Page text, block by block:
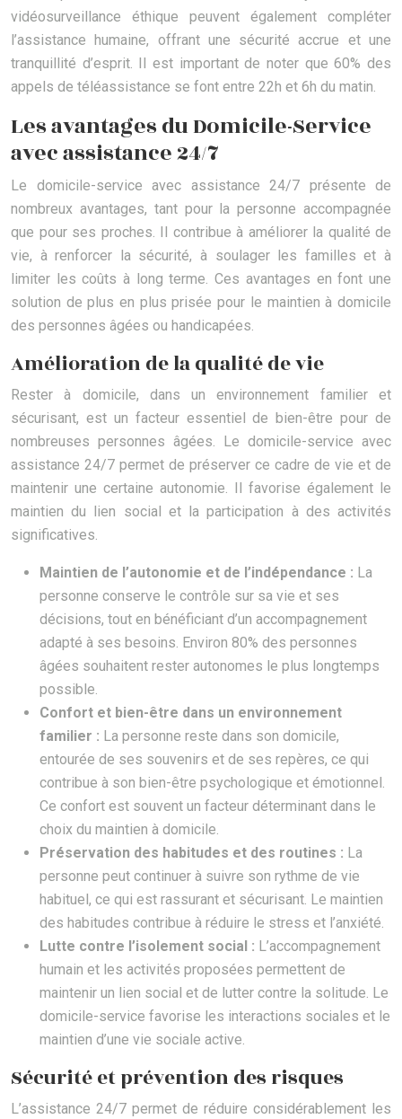
vidéosurveillance éthique peuvent également compléter
l’assistance humaine, offrant une sécurité accrue et une
tranquillité d’esprit. Il est important de noter que 60% des
appels de téléassistance se font entre 22h et 6h du matin.
Les avantages du Domicile-Service
avec assistance 24/7
Le domicile-service avec assistance 24/7 présente de
nombreux avantages, tant pour la personne accompagnée
que pour ses proches. Il contribue à améliorer la qualité de
vie, à renforcer la sécurité, à soulager les familles et à
limiter les coûts à long terme. Ces avantages en font une
solution de plus en plus prisée pour le maintien à domicile
des personnes âgées ou handicapées.
Amélioration de la qualité de vie
Rester à domicile, dans un environnement familier et
sécurisant, est un facteur essentiel de bien-être pour de
nombreuses personnes âgées. Le domicile-service avec
assistance 24/7 permet de préserver ce cadre de vie et de
maintenir une certaine autonomie. Il favorise également le
maintien du lien social et la participation à des activités
significatives.
Maintien de l’autonomie et de l’indépendance : La
personne conserve le contrôle sur sa vie et ses
décisions, tout en bénéficiant d’un accompagnement
adapté à ses besoins. Environ 80% des personnes
âgées souhaitent rester autonomes le plus longtemps
possible.
Confort et bien-être dans un environnement
familier : La personne reste dans son domicile,
entourée de ses souvenirs et de ses repères, ce qui
contribue à son bien-être psychologique et émotionnel.
Ce confort est souvent un facteur déterminant dans le
choix du maintien à domicile.
Préservation des habitudes et des routines : La
personne peut continuer à suivre son rythme de vie
habituel, ce qui est rassurant et sécurisant. Le maintien
des habitudes contribue à réduire le stress et l’anxiété.
Lutte contre l’isolement social : L’accompagnement
humain et les activités proposées permettent de
maintenir un lien social et de lutter contre la solitude. Le
domicile-service favorise les interactions sociales et le
maintien d’une vie sociale active.
Sécurité et prévention des risques
L’assistance 24/7 permet de réduire considérablement les